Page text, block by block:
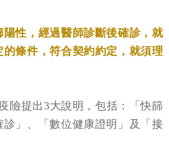
性，經過醫師診斷後確診，就
條件，符合契約約定，就須理
險提出3大說明，包括：「快篩
診」、「數位健康證明」及「接